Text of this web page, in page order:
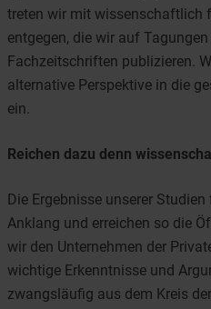
treten wir mit wissenschaftlich
entgegen, die wir auf
Fachzeitschriften publizieren.
alternative Perspektive in die
ein.
Reichen dazu denn
Die Ergebnisse unserer
Anklang und erreichen so die
wir den Unternehmen der
wichtige Erkenntnisse und
zwangsläufig aus dem Kreis